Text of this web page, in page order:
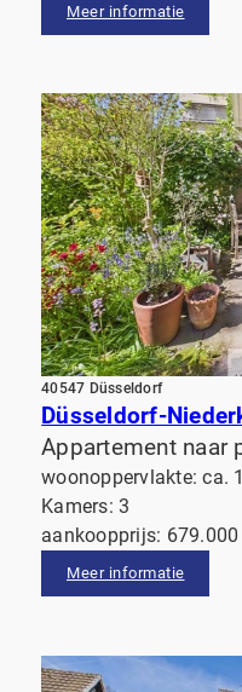
Meer informatie
40547 Düsseldorf
Appartement naar
woonoppervlakte: ca.
Kamers: 3
aankoopprijs:
Meer informatie